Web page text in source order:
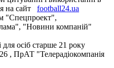
на сайт
football24.ua
"Спецпроект",
"Новини компаній"
осіб старше 21 року
, ПрАТ "Телерадіокомпанія